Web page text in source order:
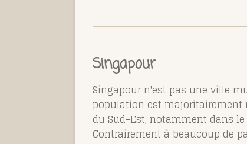
Singapour
Singapour n'est pas une ville
population est majoritairement
du Sud-Est, notamment dans le
Contrairement à beaucoup de